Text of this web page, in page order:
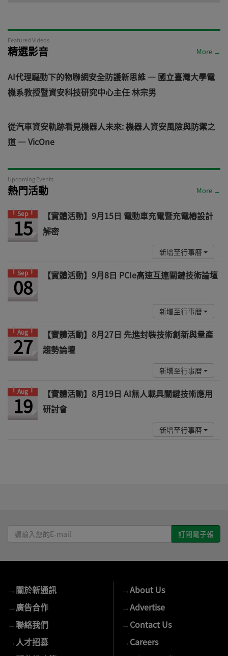
Featured Videos
精選影音 More →
AI代理驅動下的物聯網安全防護新思維 — 國立臺灣大學電機
熱門活動
Sep
15
【實體活動】9月15日 電動車充電暨充電樁設計
解密
08 【實體活動】9月8日 PCIe高速互連關鍵技術論壇
27
【實體活動】8月27日 先進封裝技術創新與量產
趨勢論壇
19
【實體活動】8月19日 AI無人載具關鍵技術應用
研討會
輸
入
的
mail
→廣告合作
→聯絡我們
→人才招募
→隱私權政策
→Advertise
→Contact Us
→Careers
→Privacy Policy